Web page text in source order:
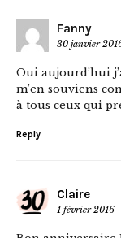
Fanny
30 janvier
Oui aujourd’hui
m’en souviens
à tous ceux qui
Reply
Claire
1 février 2016